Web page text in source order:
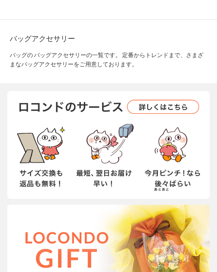
バッグアクセサリー
バッグの バッグアクセサリーの一覧です。 定番からトレンドまで、さまざ
まなバッグアクセサリーをご用意しております。